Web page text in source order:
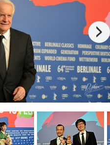
23 мая 2026 года, Канны
Канны 2026:
церемония
награждения